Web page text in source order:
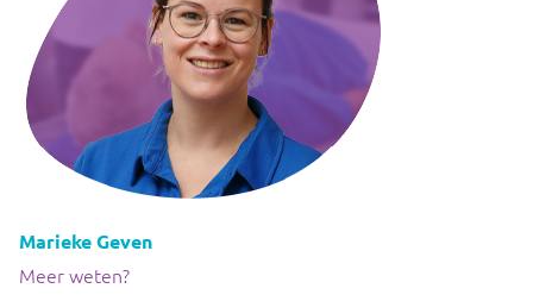
Marieke Geven
Meer weten?